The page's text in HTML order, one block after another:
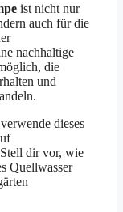
ist nicht nur
auch für die
nachhaltige
die
und
dieses
dir vor, wie
Quellwasser